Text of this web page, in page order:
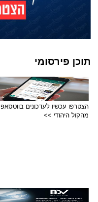
תוכן פירסומי
הצטרפו עכשיו לעדכונים בווטסאפ
מהקול היהודי >>